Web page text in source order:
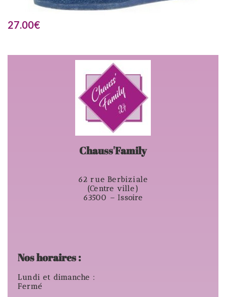
27.00€
Chauss'Family
62 rue Berbiziale
(Centre ville)
63500 – Issoire
Nos horaires :
Lundi et dimanche :
Fermé